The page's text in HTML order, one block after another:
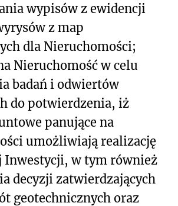
wypisów z ewidencji
z map
dla Nieruchomości;
Nieruchomość w celu
badań i odwiertów
do potwierdzenia, iż
panujące na
umożliwiają realizację
Inwestycji, w tym również
decyzji zatwierdzających
geotechnicznych oraz